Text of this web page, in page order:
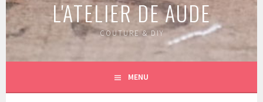
L'ATELIER DE AUDE
COUTURE & DIY
MENU